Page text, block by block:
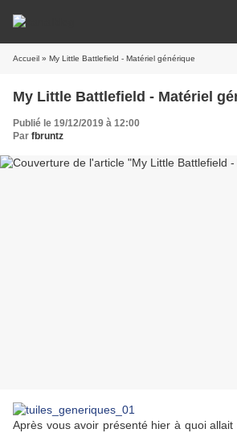
Accueil » My Little Battlefield - Matériel générique
My Little Battlefield - Matériel
Publié le 19/12/2019 à 12:00
Par fbruntz
Après vous avoir présenté hier à quoi